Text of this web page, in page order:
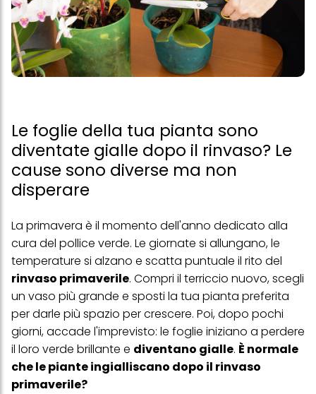
Le foglie della tua pianta sono
diventate gialle dopo il rinvaso? Le
cause sono diverse ma non
disperare
La primavera è il momento dell'anno dedicato alla
cura del pollice verde. Le giornate si allungano, le
temperature si alzano e scatta puntuale il rito del
rinvaso primaverile. Compri il terriccio nuovo, scegli
un vaso più grande e sposti la tua pianta preferita
per darle più spazio per crescere. Poi, dopo pochi
giorni, accade l'imprevisto: le foglie iniziano a perdere
il loro verde brillante e diventano gialle. È normale
che le piante ingialliscano dopo il rinvaso
primaverile?